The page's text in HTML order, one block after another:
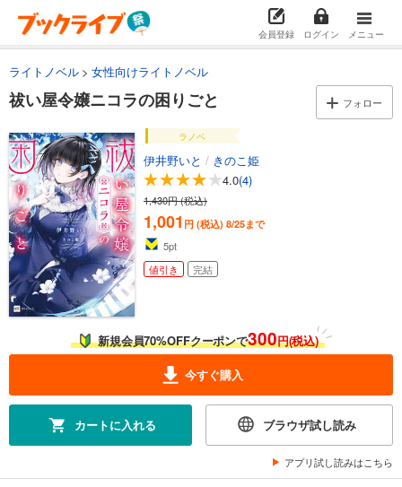
会員登録 ログイン メニュー
ライトノベル 女性向けライトノベル
祓い屋令嬢ニコラの困りごと フォロー
ラノベ
伊井野いと / きのこ姫
4.0(4)
1,430円 (税込)
1,001 円 (税込) 8/25まで
5pt
値引き
完結
新規会員70%OFFクーポンで300円(税込)
今すぐ購入
カートに入れる ブラウザ試し読み
アプリ試し読みはこちら